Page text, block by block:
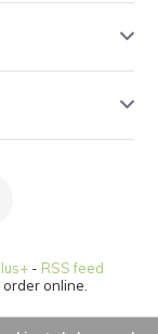
- RSS feed
online.